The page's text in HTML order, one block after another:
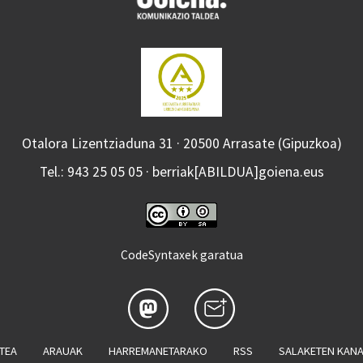
Otalora Lizentziaduna 31 · 20500 Arrasate (Gipuzkoa)
Tel.: 943 25 05 05 · berriak[ABILDUA]goiena.eus
CodeSyntaxek garatua
ARAUAK HARREMANETARAKO RSS SALAKETEN